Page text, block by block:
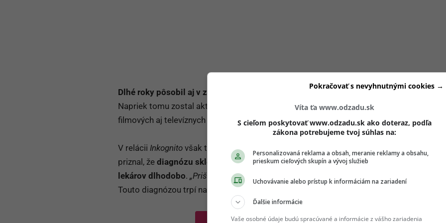
Dlhé roky pôsobil aj v zahraničí, najmä v
, kde získal nové profesionálne
Napriek tomu zostal aktívny v slovenskej a českej tvorbe a pravidelne sa objavoval vo
filmových aj televíznych projektoch.
V relácii Inkognito však tentokrát neprišli na pretras len herecké úlohy, ale aj zdravie.
priznal, že diagnózu sklerózy multiplex sa dozvedel až po rokoch, hoci
príznaky mal
lekárov dlhodobo. „Prišiel rok 2020,
Touto diagnózou trpí napríklad speváčka
Víta ťa www.odzadu.sk
S cieľom poskytovať www.odzadu.sk ako doteraz, podľa
zákona potrebujeme tvoj súhlas na:
Personalizovaná reklama a obsah, meranie reklamy a obsahu,
prieskum cieľových skupín a vývoj služieb
Uchovávanie alebo prístup k informáciám na zariadení
Ďalšie informácie
Vaše osobné údaje budú spracúvané a informácie z vášho zariadenia
Pokračovať s nevyhnutnými cookies →